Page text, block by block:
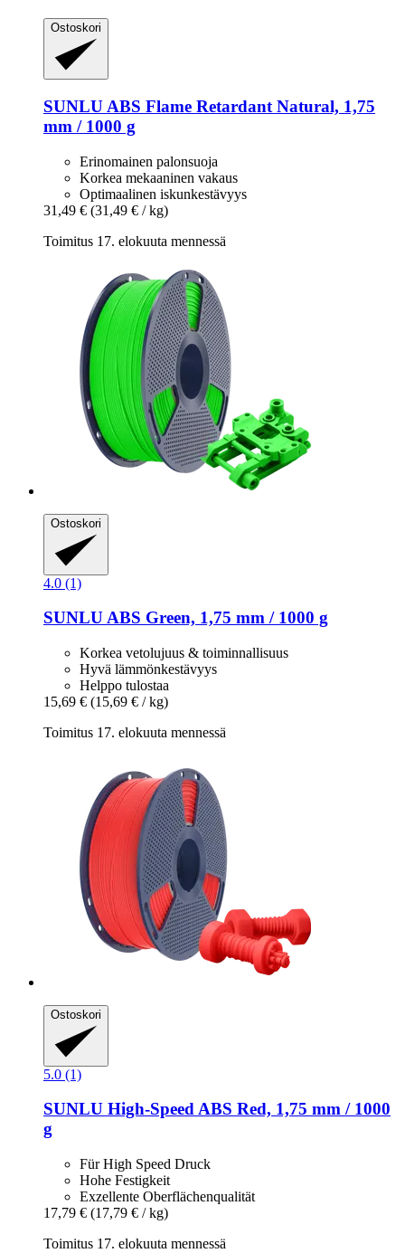
Ostoskori
SUNLU ABS Flame Retardant Natural, 1,75
mm / 1000 g
Erinomainen palonsuoja
Korkea mekaaninen vakaus
Optimaalinen iskunkestävyys
31,49 € (31,49 € / kg)
Toimitus 17. elokuuta mennessä
Ostoskori
4.0 (1)
SUNLUABS Green, 1,75 mm / 1000 g
Korkea vetolujuus & toiminnallisuus
Hyvä lämmönkestävyys
Helppo tulostaa
15,69 € (15,69 € / kg)
Toimitus 17. elokuuta mennessä
Ostoskori
5.0 (1)
SUNLU High-​Speed ABS Red, 1,75 mm / 1000
g
Für High Speed Druck
Hohe Festigkeit
Exzellente Oberflächenqualität
17,79 € (17,79 € / kg)
Toimitus 17. elokuuta mennessä